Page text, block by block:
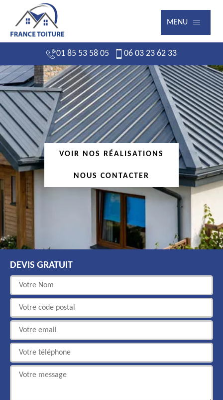
MENU
01 85 53 58 05 06 03 23 62 33
VOIR NOS RÉALISATIONS
NOUS CONTACTER
DEVIS GRATUIT